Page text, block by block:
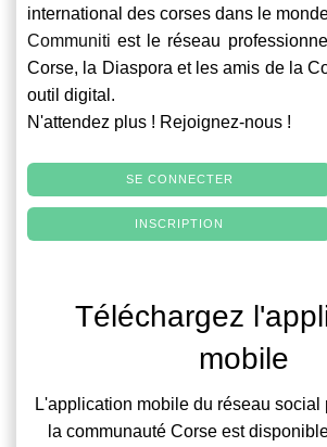
international des corses dans le
Communiti est le réseau
Corse, la Diaspora et les amis de la
outil digital.
N'attendez plus ! Rejoignez-nous !
SE CONNECTER
INSCRIPTION
Téléchargez
mobile
L'application mobile du réseau social
la communauté Corse est